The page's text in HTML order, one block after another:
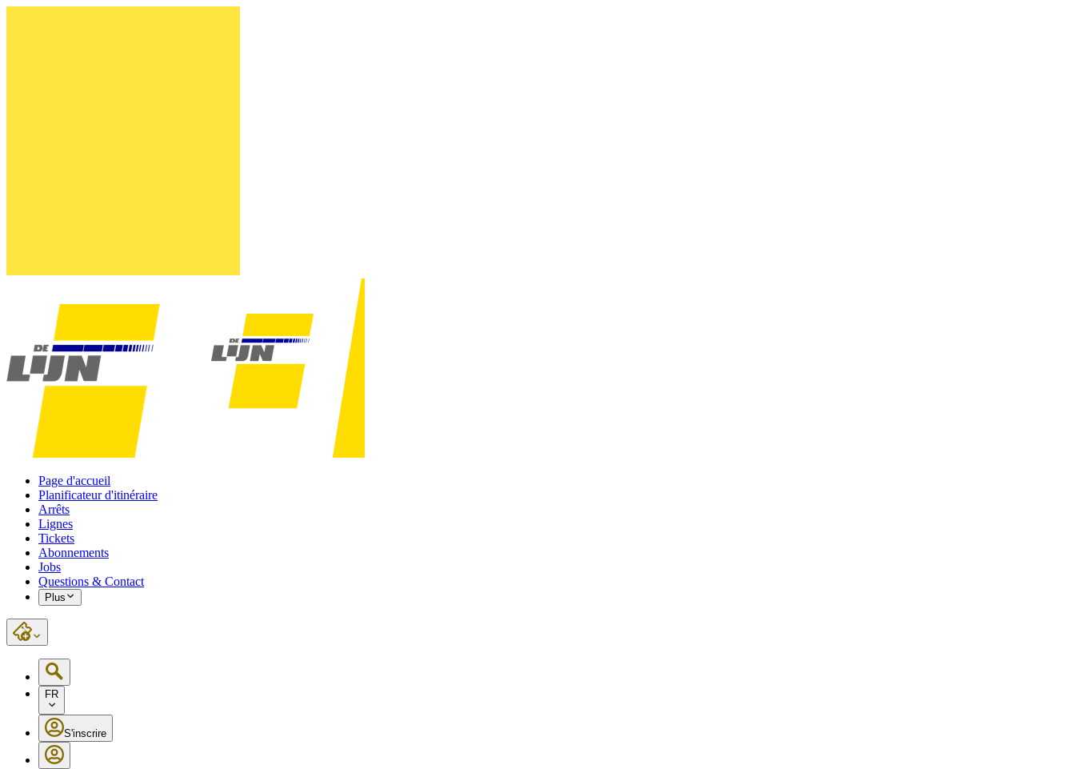
Page d'accueil
Planificateur d'itinéraire
Arrêts
Lignes
Tickets
Abonnements
Jobs
Questions & Contact
Plus
FR
S'inscrire